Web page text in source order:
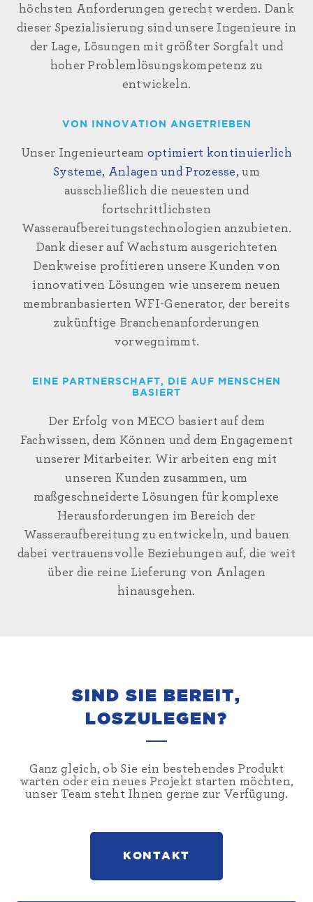
höchsten Anforderungen gerecht werden. Dank
dieser Spezialisierung sind unsere Ingenieure in
der Lage, Lösungen mit größter Sorgfalt und
hoher Problemlösungskompetenz zu
entwickeln.
VON INNOVATION ANGETRIEBEN
Unser Ingenieurteam optimiert kontinuierlich
Systeme, Anlagen und Prozesse, um
ausschließlich die neuesten und
fortschrittlichsten
Wasseraufbereitungstechnologien anzubieten.
Dank dieser auf Wachstum ausgerichteten
Denkweise profitieren unsere Kunden von
innovativen Lösungen wie unserem neuen
membranbasierten WFI-Generator, der bereits
zukünftige Branchenanforderungen
vorwegnimmt.
EINE PARTNERSCHAFT, DIE AUF MENSCHEN
BASIERT
Der Erfolg von MECO basiert auf dem
Fachwissen, dem Können und dem Engagement
unserer Mitarbeiter. Wir arbeiten eng mit
unseren Kunden zusammen, um
maßgeschneiderte Lösungen für komplexe
Herausforderungen im Bereich der
Wasseraufbereitung zu entwickeln, und bauen
dabei vertrauensvolle Beziehungen auf, die weit
über die reine Lieferung von Anlagen
hinausgehen.
SIND SIE BEREIT,
LOSZULEGEN?
Ganz gleich, ob Sie ein bestehendes Produkt
warten oder ein neues Projekt starten möchten,
unser Team steht Ihnen gerne zur Verfügung.
KONTAKT